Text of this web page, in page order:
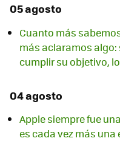
05 agosto
Cuanto más
más aclaramos
cumplir su objetivo,
04 agosto
Apple siempre fue
es cada vez más